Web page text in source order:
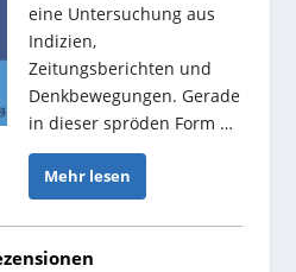
eine Untersuchung aus
Indizien,
Zeitungsberichten und
Denkbewegungen. Gerade
in dieser spröden Form …
Mehr lesen